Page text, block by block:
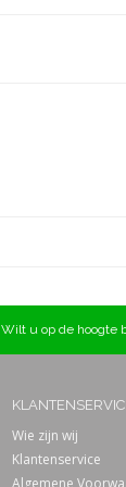
Wilt u op de hoogte
Wie zijn wij
Klantenservice
Algemene